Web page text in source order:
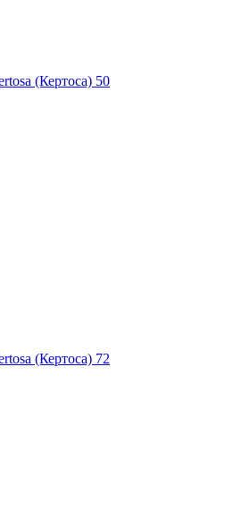
(Кертоса) 50
(Кертоса) 72